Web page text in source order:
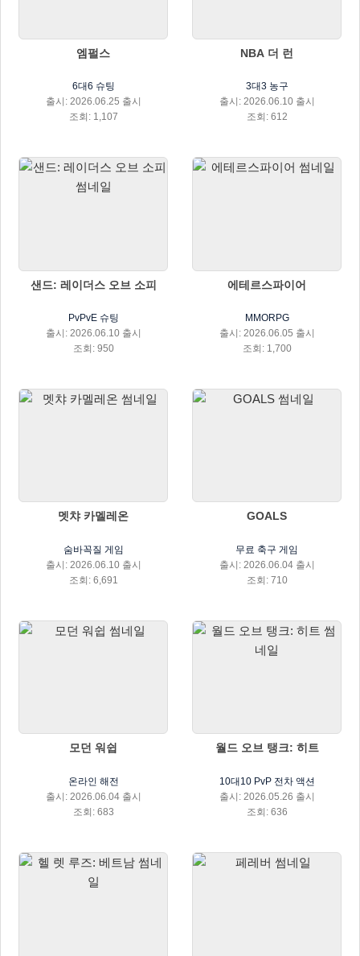
엠펄스
6대6 슈팅
출시: 2026.06.25 출시
조회: 1,107
NBA 더 런
3대3 농구
출시: 2026.06.10 출시
조회: 612
샌드: 레이더스 오브 소피
PvPvE 슈팅
출시: 2026.06.10 출시
조회: 950
에테르스파이어
MMORPG
출시: 2026.06.05 출시
조회: 1,700
멧챠 카멜레온
숨바꼭질 게임
출시: 2026.06.10 출시
조회: 6,691
GOALS
무료 축구 게임
출시: 2026.06.04 출시
조회: 710
모던 워쉽
온라인 해전
출시: 2026.06.04 출시
조회: 683
월드 오브 탱크: 히트
10대10 PvP 전차 액션
출시: 2026.05.26 출시
조회: 636